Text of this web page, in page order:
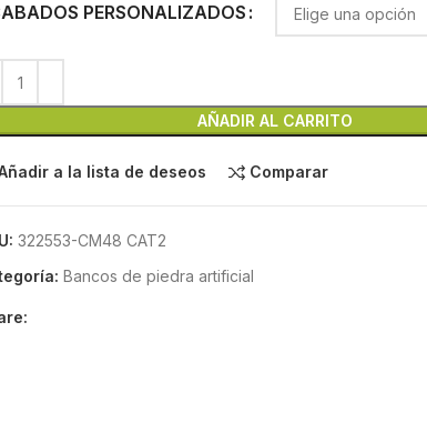
PERSONALIZADOS
AÑADIR AL CARRITO
a la lista de deseos Comparar
322553-CM48 CAT2
Bancos de piedra artificial